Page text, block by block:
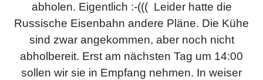
abholen. Eigentlich :-((( Leider hatte die
Russische Eisenbahn andere Pläne. Die Kühe
sind zwar angekommen, aber noch nicht
abholbereit. Erst am nächsten Tag um 14:00
sollen wir sie in Empfang nehmen. In weiser